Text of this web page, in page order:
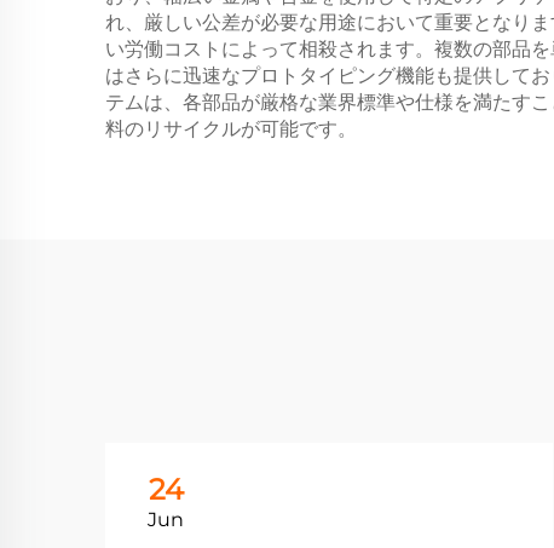
れ、厳しい公差が必要な用途において重要となり
い労働コストによって相殺されます。複数の部品
はさらに迅速なプロトタイピング機能も提供して
テムは、各部品が厳格な業界標準や仕様を満たす
料のリサイクルが可能です。
24
Jun